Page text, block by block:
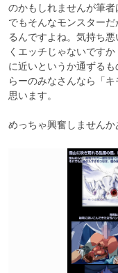
のかもしれませんが筆者
でもそんなモンスター
るんですよね。気持ち
くエッチじゃないです
に近いというか通ずる
らーのみなさんなら「
思います。
めっちゃ興奮しませんか